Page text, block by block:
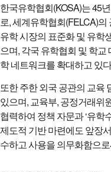
한국유학협회(KOSA)는 45
로, 세계유학협회(FELCA)
유학 시장의 표준화 및 유학
으며, 각국 유학협회 및 학
학 네트워크를 확대하고 있
또한 주한 외국 공관의 교육
있으며, 교육부, 공정거래위
협력하여 정책 자문과 ‘유학
제도적 기반 마련에도 앞장
수하고 사용을 의무화함으